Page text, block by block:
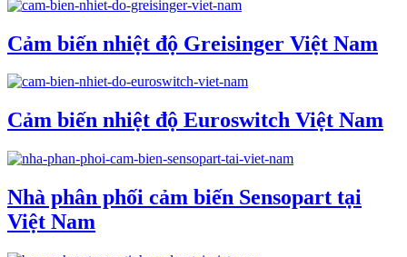
Cảm biến nhiệt độ Greisinger Việt Nam
Cảm biến nhiệt độ Euroswitch Việt Nam
Nhà phân phối cảm biến Sensopart tại
Việt Nam